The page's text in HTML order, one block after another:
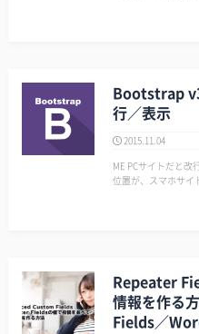
Bootstrap
行／表示
2015.11.04
ME PCサイトだと改行にいたらない文章量なので気にならない改行
位置が、スマホサイ
Repeater
情報を作る
Fields／